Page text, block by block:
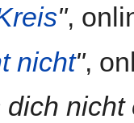
",
nicht",
dich